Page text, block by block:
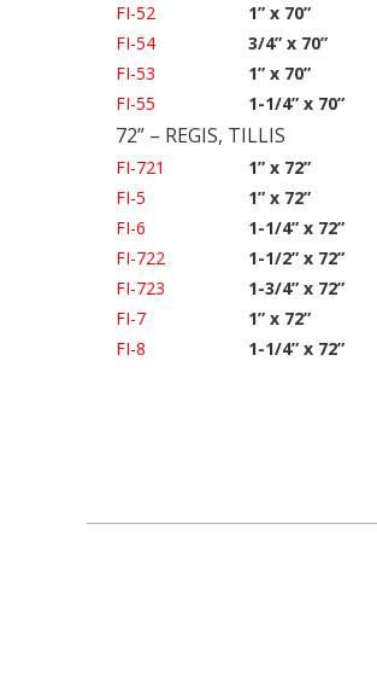
FI-52
1” x 70”
FI-54
3/4” x 70”
FI-53
1” x 70”
FI-55
1-1/4” x 70”
72” – REGIS, TILLIS
FI-721 1” x 72”
FI-5
1” x 72”
FI-6
1-1/4” x 72”
FI-722
1-1/2” x 72”
FI-723
1-3/4” x 72”
FI-7
1” x 72”
FI-8
1-1/4” x 72”